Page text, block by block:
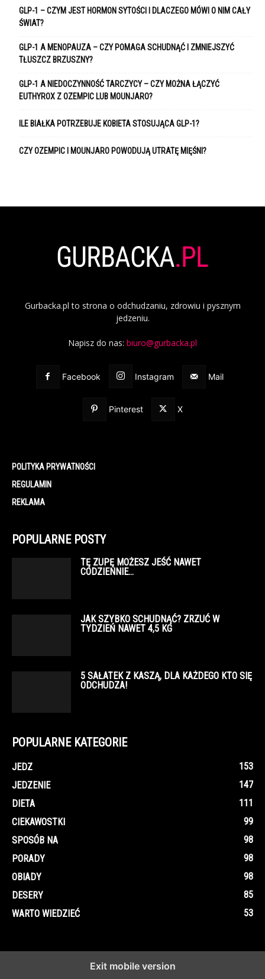
GLP-1 – CZYM JEST HORMON SYTOŚCI I DLACZEGO MÓWI O NIM CAŁY
ŚWIAT?
GLP-1 A MENOPAUZA – CZY POMAGA SCHUDNĄĆ I ZMNIEJSZYĆ
TŁUSZCZ BRZUSZNY?
GLP-1 A NIEDOCZYNNOŚĆ TARCZYCY – CZY MOŻNA ŁĄCZYĆ
EUTHYROX Z OZEMPIC LUB MOUNJARO?
ILE BIAŁKA POTRZEBUJE KOBIETA STOSUJĄCA GLP-1?
CZY OZEMPIC I MOUNJARO POWODUJĄ UTRATĘ MIĘŚNI?
Gurbacka.pl to strona o odchudzaniu, zdrowiu i pysznym
jedzeniu.
Napisz do nas: biuro@gurbacka.pl
Facebook Instagram Mail
Pinterest X
POLITYKA PRYWATNOŚCI
REGULAMIN
REKLAMA
POPULARNE POSTY
TĘ ZUPĘ MOŻESZ JEŚĆ NAWET
CODZIENNIE…
JAK SZYBKO SCHUDNĄĆ? ZRZUĆ W
TYDZIEŃ NAWET 4,5 KG
5 SAŁATEK Z KASZĄ, DLA KAŻDEGO KTO SIĘ
ODCHUDZA!
POPULARNE KATEGORIE
JEDZ
153
JEDZENIE
147
DIETA
111
CIEKAWOSTKI
99
SPOSÓB NA
98
PORADY
98
OBIADY
98
DESERY
85
WARTO WIEDZIEĆ
53
Exit mobile version